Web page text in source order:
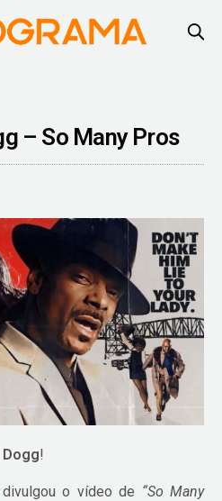
– So Many Pros
!
o vídeo de “So Many